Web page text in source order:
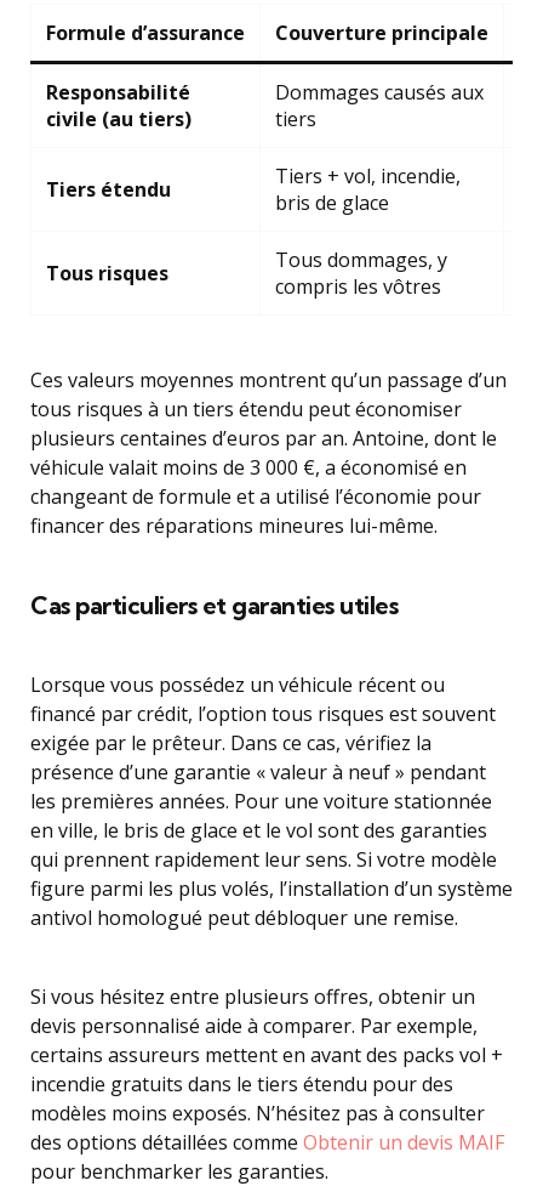
Formule d’assurance Couverture principale
Responsabilité
civile (au tiers)
Dommages causés aux
tiers
Tiers étendu
Tiers + vol, incendie,
bris de glace
Tous risques
Tous dommages, y
compris les vôtres
Ces valeurs moyennes montrent qu’un passage d’un
tous risques à un tiers étendu peut économiser
plusieurs centaines d’euros par an. Antoine, dont le
véhicule valait moins de 3 000 €, a économisé en
changeant de formule et a utilisé l’économie pour
financer des réparations mineures lui-même.
Cas particuliers et garanties utiles
Lorsque vous possédez un véhicule récent ou
financé par crédit, l’option tous risques est souvent
exigée par le prêteur. Dans ce cas, vérifiez la
présence d’une garantie « valeur à neuf » pendant
les premières années. Pour une voiture stationnée
en ville, le bris de glace et le vol sont des garanties
qui prennent rapidement leur sens. Si votre modèle
figure parmi les plus volés, l’installation d’un système
antivol homologué peut débloquer une remise.
Si vous hésitez entre plusieurs offres, obtenir un
devis personnalisé aide à comparer. Par exemple,
certains assureurs mettent en avant des packs vol +
incendie gratuits dans le tiers étendu pour des
modèles moins exposés. N’hésitez pas à consulter
des options détaillées comme Obtenir un devis MAIF
pour benchmarker les garanties.